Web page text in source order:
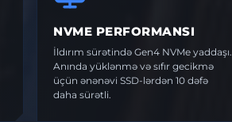
NVME PERFORMANSI
İldırım sürətində Gen4 NVMe yaddaşı.
Anında yüklənmə və sıfır gecikmə
üçün ənənəvi SSD-lərdən 10 dəfə
daha sürətli.